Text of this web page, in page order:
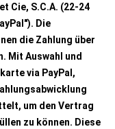
Cie, S.C.A. (22-24
Die
die Zahlung über
Mit Auswahl und
via PayPal,
um den Vertrag
zu können. Diese